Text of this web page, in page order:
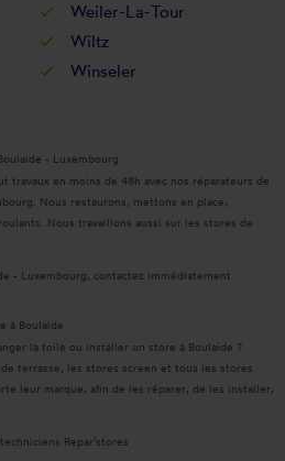
Weiler-La-Tour
Wiltz
Winseler
- Luxembourg
travaux en moins de 48h avec nos réparateurs de
Nous restaurons, mettons en place,
Nous travaillons aussi sur les stores de
- Luxembourg, contactez immédiatement
à Boulaide
la toile ou installer un store à Boulaide ?
terrasse, les stores screen et tous les stores
leur marque, afin de les réparer, de les installer,
Repar’stores